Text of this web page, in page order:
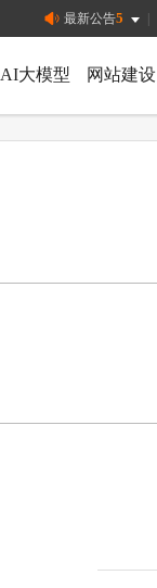
最新公告5
网站建设
AI大模型